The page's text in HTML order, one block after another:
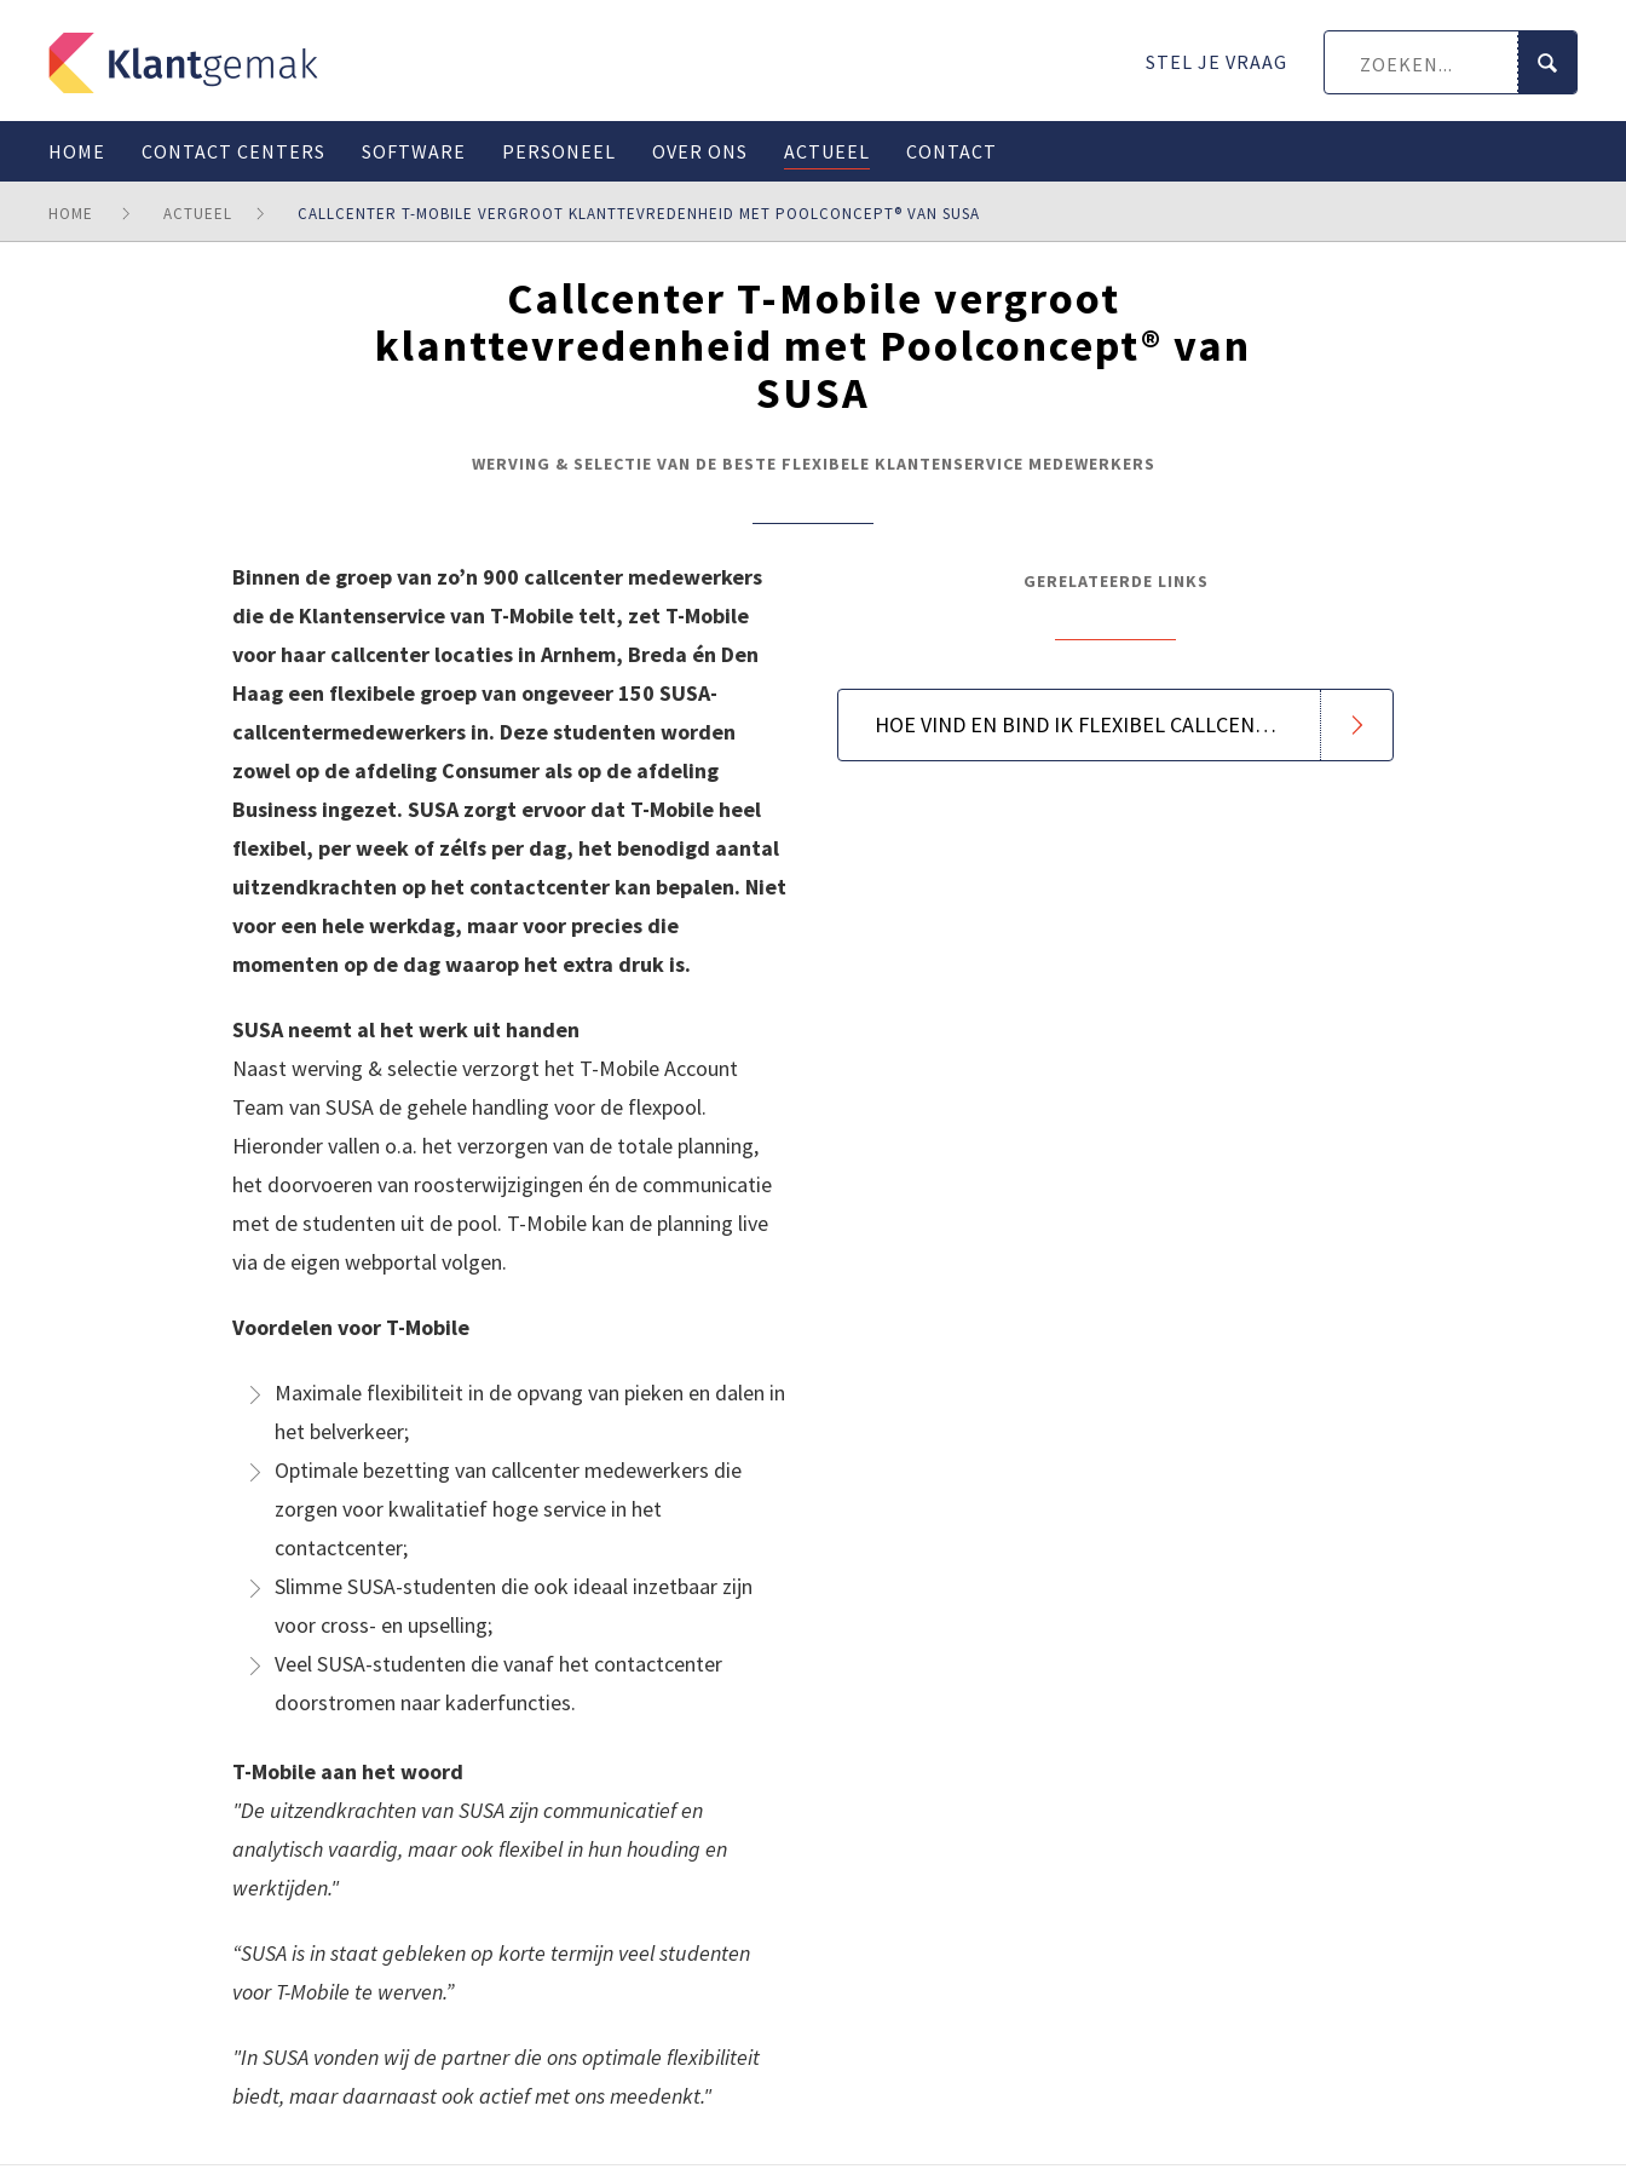
STEL JE VRAAG
HOME CONTACT CENTERS SOFTWARE PERSONEEL OVER ONS ACTUEEL CONTACT
HOME ACTUEEL CALLCENTER T-MOBILE VERGROOT KLANTTEVREDENHEID MET POOLCONCEPT® VAN SUSA
Callcenter T-Mobile vergroot
klanttevredenheid met Poolconcept® van
SUSA
WERVING & SELECTIE VAN DE BESTE FLEXIBELE KLANTENSERVICE MEDEWERKERS
Binnen de groep van zo’n 900 callcenter medewerkers
die de Klantenservice van T-Mobile telt, zet T-Mobile
voor haar callcenter locaties in Arnhem, Breda én Den
Haag een flexibele groep van ongeveer 150 SUSA-
callcentermedewerkers in. Deze studenten worden
zowel op de afdeling Consumer als op de afdeling
Business ingezet. SUSA zorgt ervoor dat T-Mobile heel
flexibel, per week of zélfs per dag, het benodigd aantal
uitzendkrachten op het contactcenter kan bepalen. Niet
voor een hele werkdag, maar voor precies die
momenten op de dag waarop het extra druk is.
SUSA neemt al het werk uit handen
Naast werving & selectie verzorgt het T-Mobile Account
Team van SUSA de gehele handling voor de flexpool.
Hieronder vallen o.a. het verzorgen van de totale planning,
het doorvoeren van roosterwijzigingen én de communicatie
met de studenten uit de pool. T-Mobile kan de planning live
via de eigen webportal volgen.
Voordelen voor T-Mobile
Maximale flexibiliteit in de opvang van pieken en dalen in
het belverkeer;
Optimale bezetting van callcenter medewerkers die
zorgen voor kwalitatief hoge service in het
contactcenter;
Slimme SUSA-studenten die ook ideaal inzetbaar zijn
voor cross- en upselling;
Veel SUSA-studenten die vanaf het contactcenter
doorstromen naar kaderfuncties.
T-Mobile aan het woord
"De uitzendkrachten van SUSA zijn communicatief en
analytisch vaardig, maar ook flexibel in hun houding en
werktijden."
“SUSA is in staat gebleken op korte termijn veel studenten
voor T-Mobile te werven.”
"In SUSA vonden wij de partner die ons optimale flexibiliteit
biedt, maar daarnaast ook actief met ons meedenkt."
GERELATEERDE LINKS
HOE VIND EN BIND IK FLEXIBEL CALLCENTER PERSONEEL